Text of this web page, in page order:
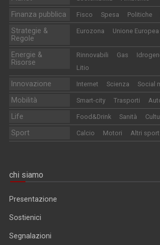
Finanza pubblica Fisco Spesa Politiche
Strategie &
Regole
Eurozona Unione Europea
Energie &
Risorse
Rinnovabili Gas
Litio
Innovazione Internet Scienza Social
Mobilità Smart-city Trasporti
Life Food&Drink Sanità
Sport Calcio Motori Altri sport
chi siamo
Presentazione
Sostienici
Segnalazioni